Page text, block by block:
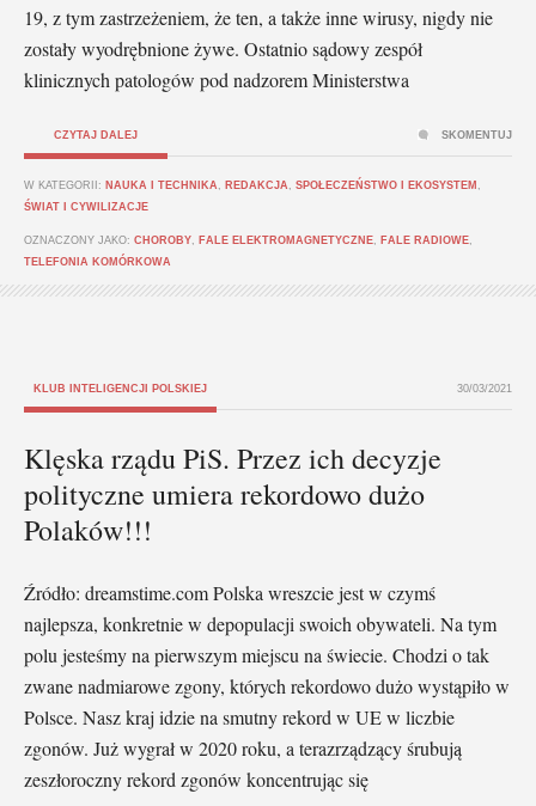
19, z tym zastrzeżeniem, że ten, a także inne wirusy, nigdy nie
zostały wyodrębnione żywe. Ostatnio sądowy zespół
klinicznych patologów pod nadzorem Ministerstwa
CZYTAJ DALEJ
W KATEGORII: NAUKA I TECHNIKA REDAKCJA SPOŁECZEŃSTWO I EKOSYSTEM
ŚWIAT I CYWILIZACJE
OZNACZONY JAKO: CHOROBY FALE ELEKTROMAGNETYCZNE FALE RADIOWE
TELEFONIA KOMÓRKOWA
SKOMENTUJ
KLUB INTELIGENCJI POLSKIEJ 30/03/2021
Klęska rządu PiS. Przez ich decyzje
polityczne umiera rekordowo dużo
Polaków!!!
Źródło: dreamstime.com Polska wreszcie jest w czymś
najlepsza, konkretnie w depopulacji swoich obywateli. Na tym
polu jesteśmy na pierwszym miejscu na świecie. Chodzi o tak
zwane nadmiarowe zgony, których rekordowo dużo wystąpiło w
Polsce. Nasz kraj idzie na smutny rekord w UE w liczbie
zgonów. Już wygrał w 2020 roku, a terazrządzący śrubują
zeszłoroczny rekord zgonów koncentrując się